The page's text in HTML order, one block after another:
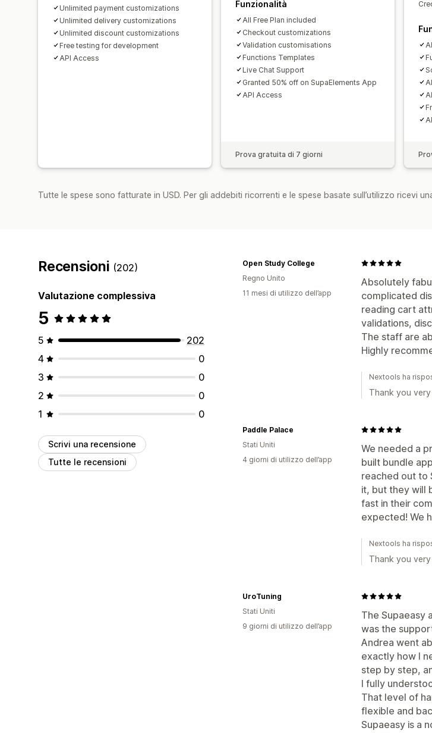
Unlimited payment customizations
Unlimited delivery customizations
Unlimited discount customizations
Free testing for development
API Access
Funzionalità
All Free Plan included
Checkout customizations
Validation customisations
Functions Templates
Live Chat Support
Granted 50% off on SupaElements App
API Access
Prova gratuita di 7 giorni
Tutte le spese sono fatturate in USD. Per gli addebiti ricorrenti e le spese basate sull’utilizzo ricevi
Recensioni (202)
Valutazione complessiva
5
5
202
4
0
3
0
2
0
1
0
Scrivi una recensione
Tutte le recensioni
Absolutely
complicated
reading cart
validations,
The staff are
Highly
Open Study College
Regno Unito
11 mesi di utilizzo dell’app
Nextools ha
Thank you
We needed a
built bundle
reached out to
it, but they will
fast in their
expected! We
Paddle Palace
Stati Uniti
4 giorni di utilizzo dell’app
Nextools ha
Thank you
The Supaeasy
was the
Andrea went
exactly how I
step by step,
I fully
That level of
flexible and
Supaeasy is a
UroTuning
Stati Uniti
9 giorni di utilizzo dell’app